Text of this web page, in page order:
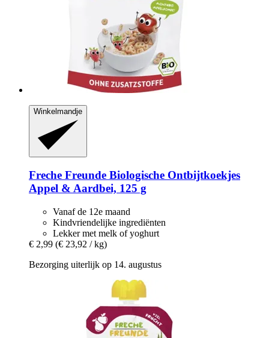
Winkelmandje
Freche Freunde Biologische Ontbijtkoekjes
Appel & Aardbei, 125 g
Vanaf de 12e maand
Kindvriendelijke ingrediënten
Lekker met melk of yoghurt
€ 2,99 (€ 23,92 / kg)
Bezorging uiterlijk op 14. augustus